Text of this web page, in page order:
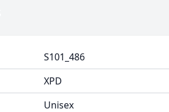
S101_486
XPD
Unisex